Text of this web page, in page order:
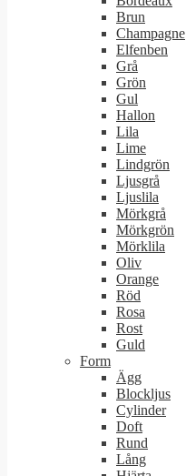
Brun
Champagne
Elfenben
Grå
Grön
Gul
Hallon
Lila
Lime
Lindgrön
Ljusgrå
Ljuslila
Mörkgrå
Mörkgrön
Mörklila
Oliv
Orange
Röd
Rosa
Rost
Guld
Form
Ägg
Blockljus
Cylinder
Doft
Rund
Lång